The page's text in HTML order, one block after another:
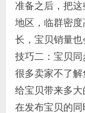
准备之后，把
地区，临群密
长，宝贝销量也
技巧二：宝贝同
很多卖家不了
给宝贝带来多大
在发布宝贝的